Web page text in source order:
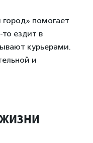
помогает
то ездит в
курьерами.
и